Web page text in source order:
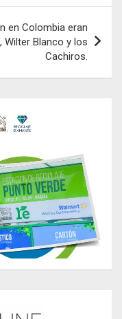
en Colombia eran
Wilter Blanco y los
Cachiros.